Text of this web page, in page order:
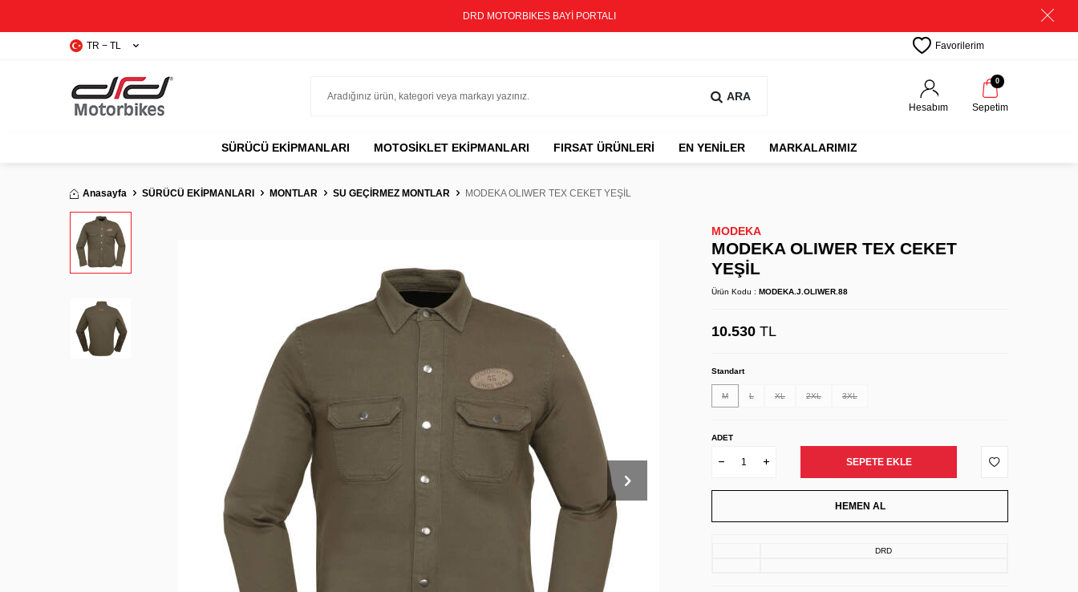
DRD MOTORBIKES BAYİ PORTALI
TR − TL Favorilerim
ARA
Hesabım
0
Sepetim
SÜRÜCÜ EKIPMANLARI MOTOSIKLET EKIPMANLARI FIRSAT ÜRÜNLERİ EN YENİLER MARKALARIMIZ
Anasayfa SÜRÜCÜ EKİPMANLARI MONTLAR SU GEÇİRMEZ MONTLAR MODEKA OLIWER TEX CEKET YEŞİL
MODEKA
MODEKA OLIWER TEX CEKET
YEŞİL
Ürün Kodu : MODEKA.J.OLIWER.88
10.530 TL
Standart
M L XL 2XL 3XL
ADET
SEPETE EKLE
HEMEN AL
DRD